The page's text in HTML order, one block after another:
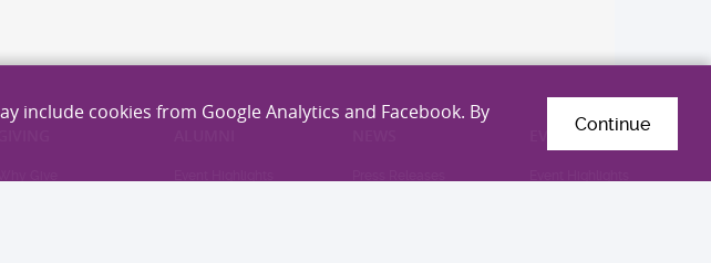
EVENTS
include cookies from Google Analytics and Facebook. By
Continue